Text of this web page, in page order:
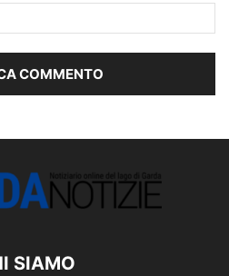
SIAMO